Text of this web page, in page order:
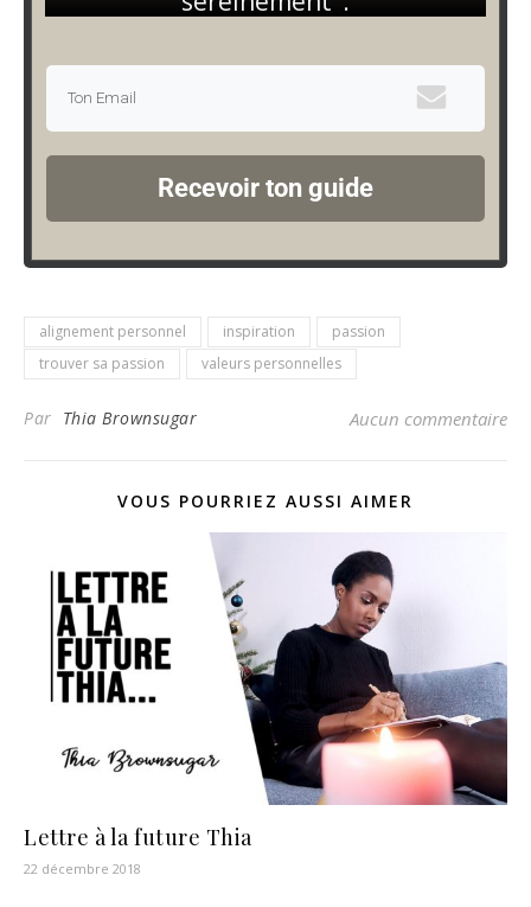
Recevoir ton guide
alignement personnel inspiration
passion
trouver sa passion
valeurs personnelles
Par Thia Brownsugar Aucun commentaire
VOUS POURRIEZ AUSSI AIMER
Lettre à la future Thia
22 décembre 2018